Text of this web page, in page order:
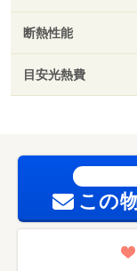
断熱性能
目安光熱費
この